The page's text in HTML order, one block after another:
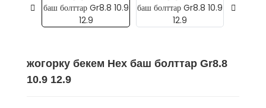
жогорку бекем Hex баш болттар Gr8.8
10.9 12.9